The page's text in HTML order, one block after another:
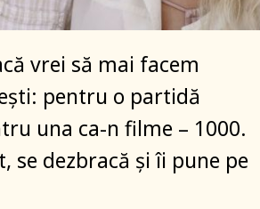
vrei să mai facem
pentru o partidă
una ca-n filme – 1000.
se dezbracă și îi pune pe